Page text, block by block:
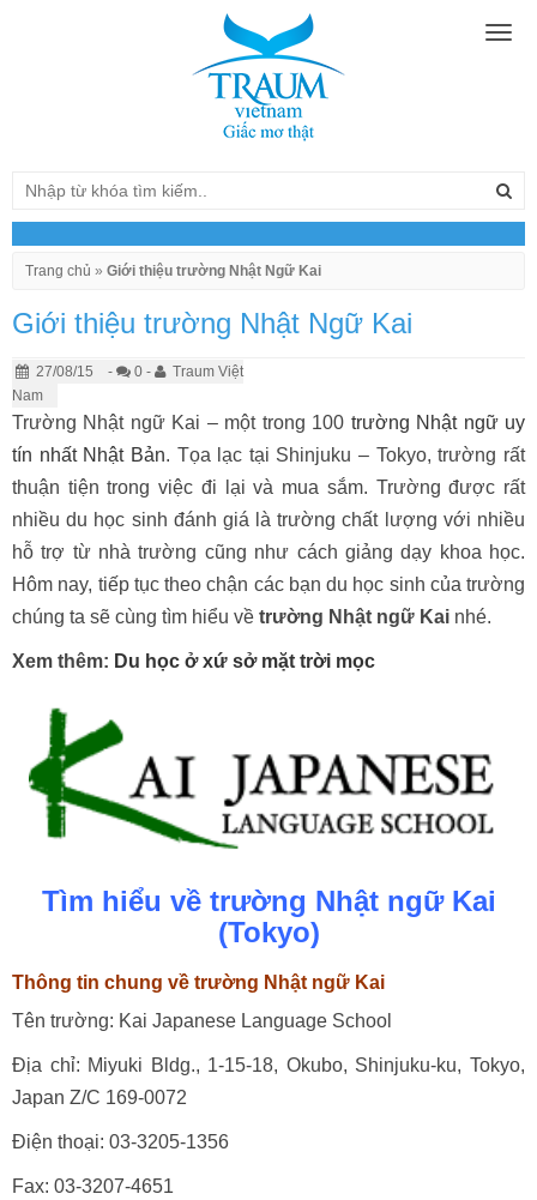
Trang chủ » Giới thiệu trường Nhật Ngữ Kai
Giới thiệu trường Nhật Ngữ Kai
27/08/15 - 0 -
Traum Việt
Nam
Trường Nhật ngữ Kai – một trong 100 trường Nhật ngữ uy
tín nhất Nhật Bản. Tọa lạc tại Shinjuku – Tokyo, trường rất
thuận tiện trong việc đi lại và mua sắm. Trường được rất
nhiều du học sinh đánh giá là trường chất lượng với nhiều
hỗ trợ từ nhà trường cũng như cách giảng dạy khoa học.
Hôm nay, tiếp tục theo chận các bạn du học sinh của trường
chúng ta sẽ cùng tìm hiểu về trường Nhật ngữ Kai nhé.
Xem thêm: Du học ở xứ sở mặt trời mọc
Tìm hiểu về trường Nhật ngữ Kai
(Tokyo)
Thông tin chung về trường Nhật ngữ Kai
Tên trường: Kai Japanese Language School
Địa chỉ: Miyuki Bldg., 1-15-18, Okubo, Shinjuku-ku, Tokyo,
Japan Z/C 169-0072
Điện thoại: 03-3205-1356
Fax: 03-3207-4651